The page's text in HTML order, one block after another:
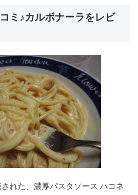
ミ♪カルボナーラをレビ
れた、濃厚パスタソース ハコネ